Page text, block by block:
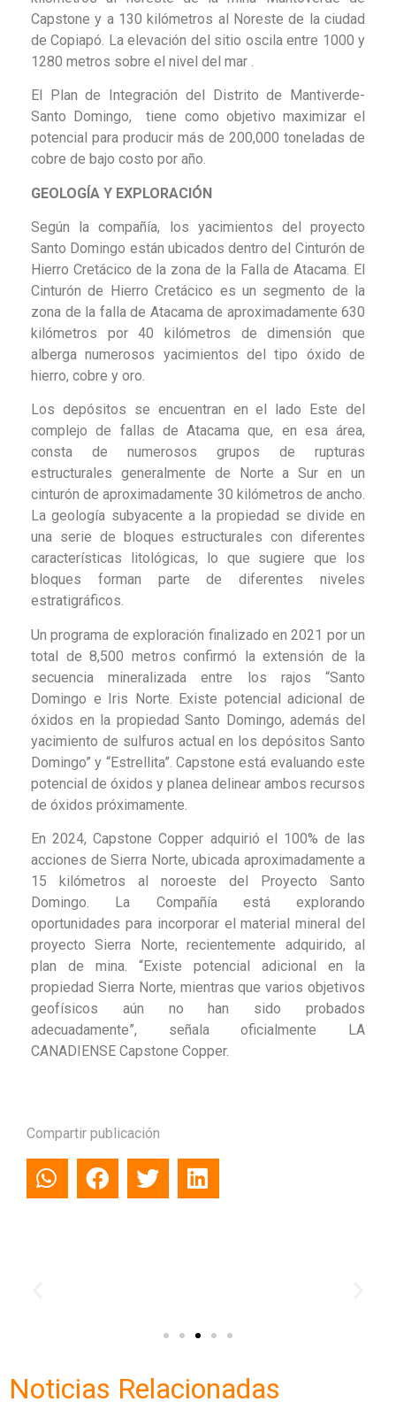
Capstone y a 130 kilómetros al Noreste de la ciudad
de Copiapó. La elevación del sitio oscila entre 1000 y
1280 metros sobre el nivel del mar .
El Plan de Integración del Distrito de Mantiverde-
Santo Domingo, tiene como objetivo maximizar el
potencial para producir más de 200,000 toneladas de
cobre de bajo costo por año.
GEOLOGÍA Y EXPLORACIÓN
Según la compañía, los yacimientos del proyecto
Santo Domingo están ubicados dentro del Cinturón de
Hierro Cretácico de la zona de la Falla de Atacama. El
Cinturón de Hierro Cretácico es un segmento de la
zona de la falla de Atacama de aproximadamente 630
kilómetros por 40 kilómetros de dimensión que
alberga numerosos yacimientos del tipo óxido de
hierro, cobre y oro.
Los depósitos se encuentran en el lado Este del
complejo de fallas de Atacama que, en esa área,
consta de numerosos grupos de rupturas
estructurales generalmente de Norte a Sur en un
cinturón de aproximadamente 30 kilómetros de ancho.
La geología subyacente a la propiedad se divide en
una serie de bloques estructurales con diferentes
características litológicas, lo que sugiere que los
bloques forman parte de diferentes niveles
estratigráficos.
Un programa de exploración finalizado en 2021 por un
total de 8,500 metros confirmó la extensión de la
secuencia mineralizada entre los rajos “Santo
Domingo e Iris Norte. Existe potencial adicional de
óxidos en la propiedad Santo Domingo, además del
yacimiento de sulfuros actual en los depósitos Santo
Domingo” y “Estrellita”. Capstone está evaluando este
potencial de óxidos y planea delinear ambos recursos
de óxidos próximamente.
En 2024, Capstone Copper adquirió el 100% de las
acciones de Sierra Norte, ubicada aproximadamente a
15 kilómetros al noroeste del Proyecto Santo
Domingo. La Compañía está explorando
oportunidades para incorporar el material mineral del
proyecto Sierra Norte, recientemente adquirido, al
plan de mina. “Existe potencial adicional en la
propiedad Sierra Norte, mientras que varios objetivos
geofísicos aún no han sido probados
adecuadamente”, señala oficialmente LA
CANADIENSE Capstone Copper.
Compartir publicación
Noticias Relacionadas